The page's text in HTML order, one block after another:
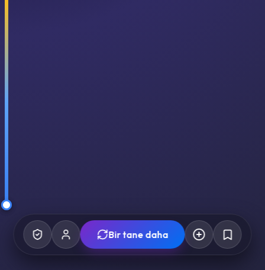
Bir tane daha